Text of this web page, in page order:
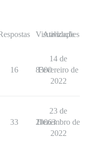
Visualizações
Atividade
16 8300
14 de
Fevereiro de
2022
33 20063
23 de
Dezembro de
2022